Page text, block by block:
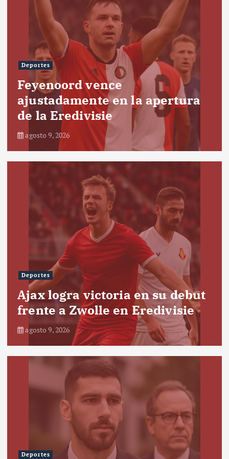
Deportes
Feyenoord vence
ajustadamente en la apertura
de la Eredivisie
agosto 9, 2026
Deportes
Ajax logra victoria en su debut
frente a Zwolle en Eredivisie
agosto 9, 2026
Deportes